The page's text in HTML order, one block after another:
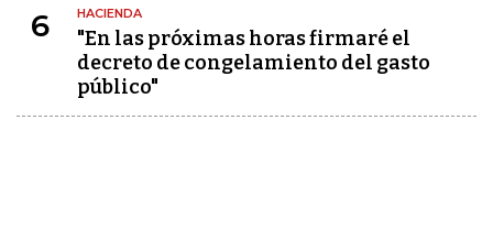
6 HACIENDA
"En las próximas horas firmaré el
decreto de congelamiento del gasto
público"